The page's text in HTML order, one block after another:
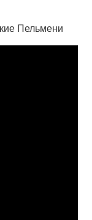
Пельмени